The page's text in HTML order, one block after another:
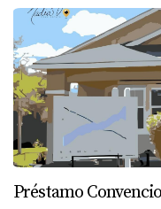
Préstamo